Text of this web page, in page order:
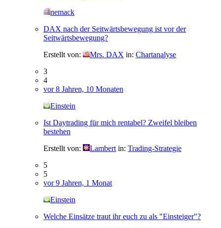
nemack
DAX nach der Seitwärtsbewegung ist vor der
Seitwärtsbewegung?
Erstellt von:
Mrs. DAX in: Chartanalyse
3
4
vor 8 Jahren, 10 Monaten
Einstein
Ist Daytrading für mich rentabel? Zweifel bleiben
bestehen
Erstellt von:
Lambert in: Trading-Strategie
5
5
vor 9 Jahren, 1 Monat
Einstein
Welche Einsätze traut ihr euch zu als "Einsteiger"?